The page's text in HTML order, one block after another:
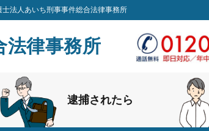
法人あいち刑事事件総合法律事務所
法律事務所
逮捕されたら